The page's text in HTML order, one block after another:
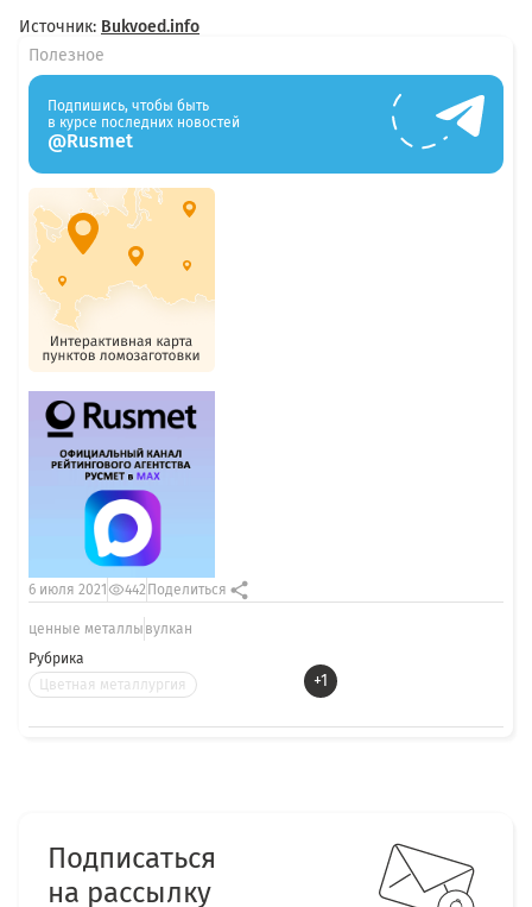
Источник: Bukvoed.info
Рубрика
Цветная металлургия
+1
6 июля 2021 442 Поделиться
ценные металлы вулкан
Полезное
Подпишись, чтобы быть
в курсе последних новостей
@Rusmet
Подписаться
на рассылку